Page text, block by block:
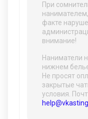
При
факте
внимание!
Наниматели
нижнем
Не просят
закрытые
условия.